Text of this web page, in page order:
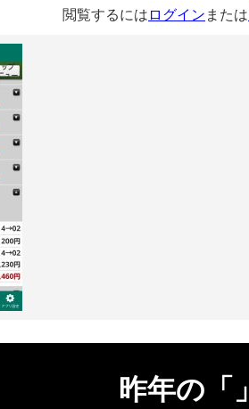
閲覧するには ログイン または
昨年の「